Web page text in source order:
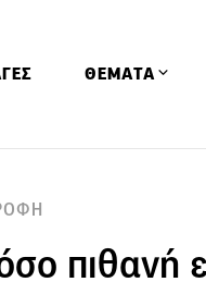
ΘΕΜΑΤΑ
Ειδήσεις
πιθανή